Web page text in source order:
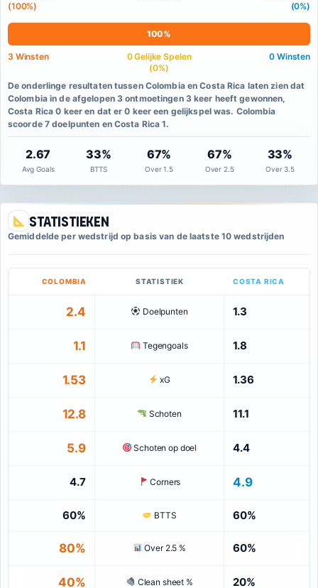
(100%) (0%)
100%
3 Winsten
0 Gelijke Spelen
(0%)
0 Winsten
De onderlinge resultaten tussen Colombia en Costa Rica laten zien dat
Colombia in de afgelopen 3 ontmoetingen 3 keer heeft gewonnen,
Costa Rica 0 keer en dat er 0 keer een gelijkspel was. Colombia
scoorde 7 doelpunten en Costa Rica 1.
2.67
Avg Goals
33%
BTTS
67%
Over 1.5
67%
Over 2.5
33%
Over 3.5
Statistieken
Gemiddelde per wedstrijd op basis van de laatste 10 wedstrijden
COLOMBIA STATISTIEK COSTA RICA
2.4 Doelpunten 1.3
1.1 Tegengoals 1.8
1.53 xG 1.36
12.8 Schoten 11.1
5.9 Schoten op doel 4.4
4.7 Corners 4.9
60% BTTS 60%
80% Over 2.5 % 60%
40% Clean sheet % 20%